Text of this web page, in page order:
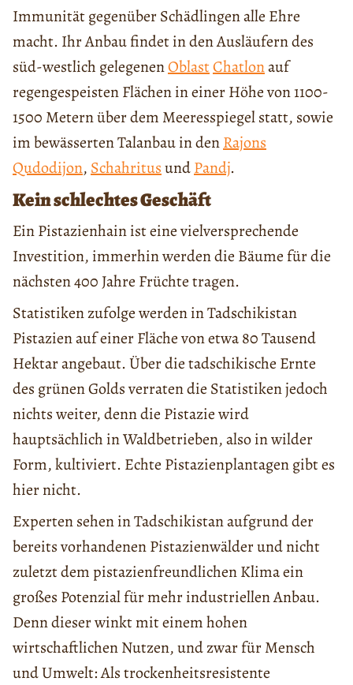
Immunität gegenüber Schädlingen alle Ehre
macht. Ihr Anbau findet in den Ausläufern des
süd-westlich gelegenenOblastChatlonauf
regengespeisten Flächen in einer Höhe von 1100-
1500 Metern über dem Meeresspiegel statt, sowie
im bewässerten Talanbau in denRajons
Qudodijon, SchahritusundPandj.
Kein schlechtes Geschäft
Ein Pistazienhain ist eine vielversprechende
Investition, immerhin werden die Bäume für die
nächsten 400 Jahre Früchte tragen.
Statistiken zufolge werden in Tadschikistan
Pistazien auf einer Fläche von etwa 80 Tausend
Hektar angebaut. Über die tadschikische Ernte
des grünen Golds verraten die Statistiken jedoch
nichts weiter, denn die Pistazie wird
hauptsächlich in Waldbetrieben, also in wilder
Form, kultiviert. Echte Pistazienplantagen gibt es
hier nicht.
Experten sehen in Tadschikistan aufgrund der
bereits vorhandenen Pistazienwälder und nicht
zuletzt dem pistazienfreundlichen Klima ein
großes Potenzial für mehr industriellen Anbau.
Denn dieser winkt mit einem hohen
wirtschaftlichen Nutzen, und zwar für Mensch
und Umwelt: Als trockenheitsresistente